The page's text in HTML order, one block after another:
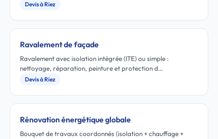
Devis à Riez
Ravalement de façade
Ravalement avec isolation intégrée (ITE) ou simple :
nettoyage, réparation, peinture et protection d…
Devis à Riez
Rénovation énergétique globale
Bouquet de travaux coordonnés (isolation + chauffage +